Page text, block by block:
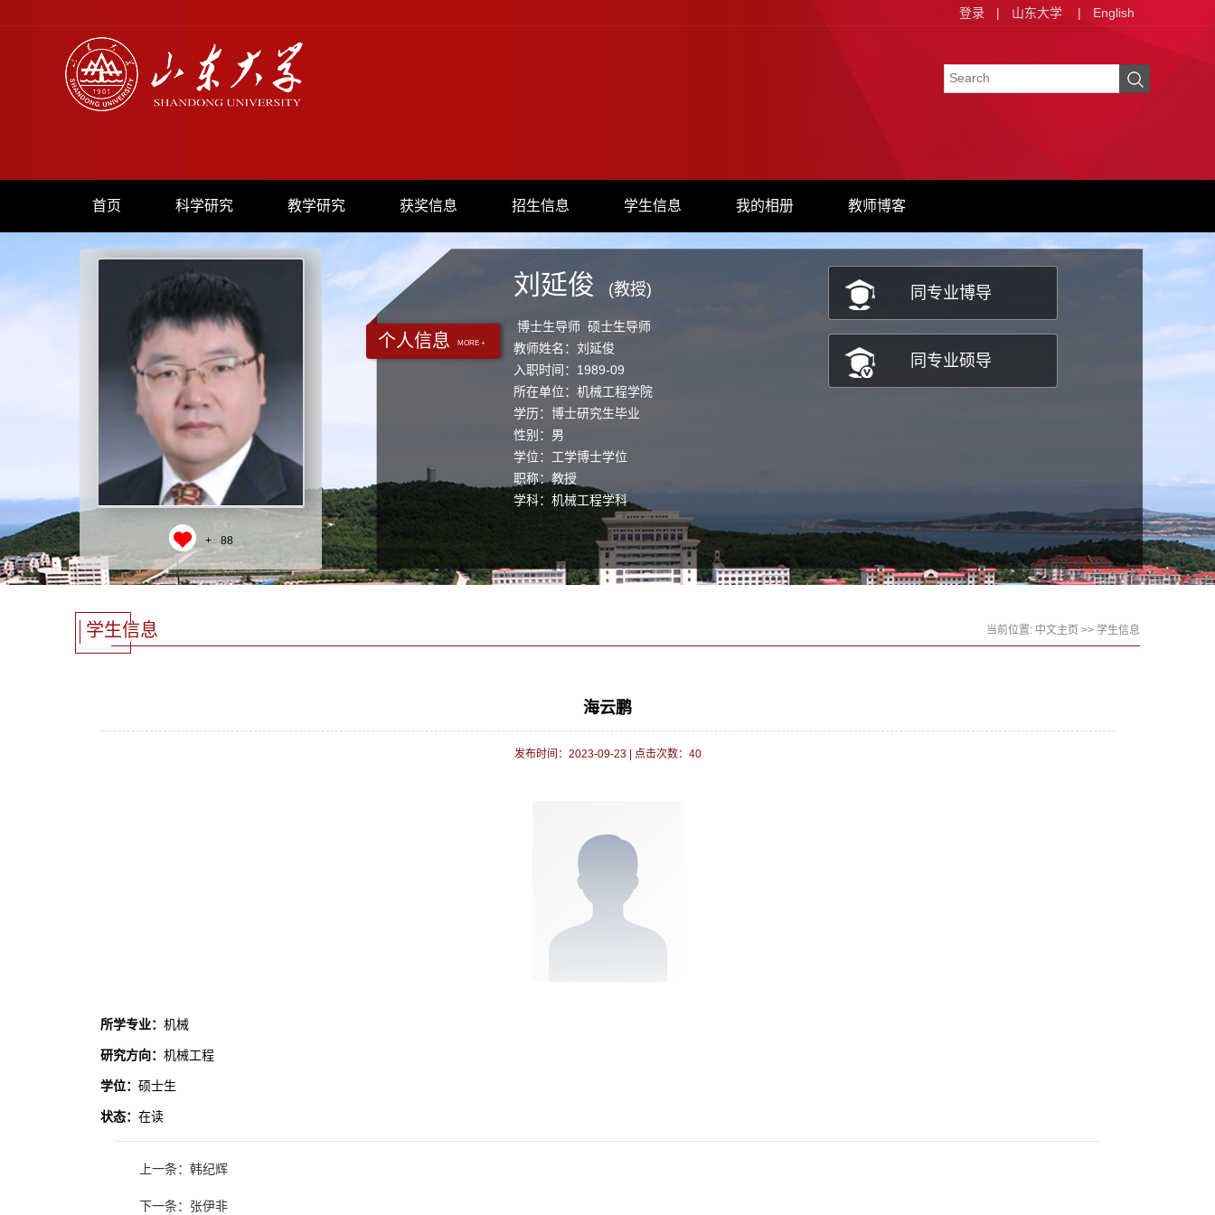
登录 | 山东大学 | English
首页 科学研究 教学研究 获奖信息 招生信息 学生信息 我的相册 教师博客
+ 88
个人信息 MORE +
刘延俊 (教授)
博士生导师 硕士生导师
教师姓名：刘延俊
入职时间：1989-09
所在单位：机械工程学院
学历：博士研究生毕业
性别：男
学位：工学博士学位
职称：教授
学科：机械工程学科
同专业博导
同专业硕导
学生信息 当前位置: 中文主页 >> 学生信息
海云鹏
发布时间：2023-09-23 点击次数： 40
所学专业： 机械
研究方向： 机械工程
学位： 硕士生
状态： 在读
上一条：韩纪辉
下一条：张伊非